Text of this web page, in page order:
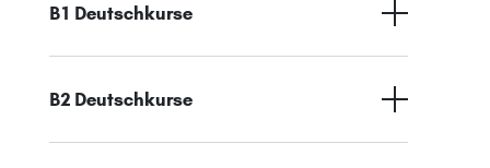
B1 Deutschkurse
B2 Deutschkurse